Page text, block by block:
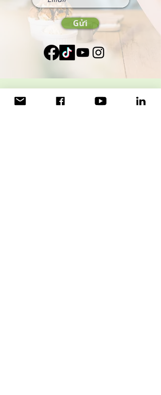
Gửi
CỘNG TÁC VỚI